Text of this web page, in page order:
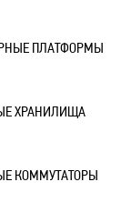
ПЛАТФОРМЫ
ХРАНИЛИЩА
КОММУТАТОРЫ